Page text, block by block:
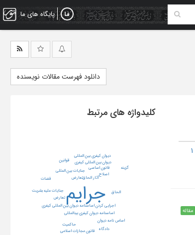
پایگاه های ما
دانلود فهرست مقالات نویسنده
مقاله
کلیدواژه های مرتبط
جرایم
آثار الحاق
اجرایی کردن اساسنامه دیوان بین المللی کیفری
اساسنامه دیوان کیفری بینالمللی
تعارض
جنایات بین المللی
دیوان بین المللی کیفری
دیوان کیفری بین المللی
قانون اساسی
اساس نامه دیوان
اصلاح
الحاق
تعارض
جنایات علیه بشریت
حاکمیت
دادگاه قانون مجازات اسلامی
قضات
قوانین
گزینه